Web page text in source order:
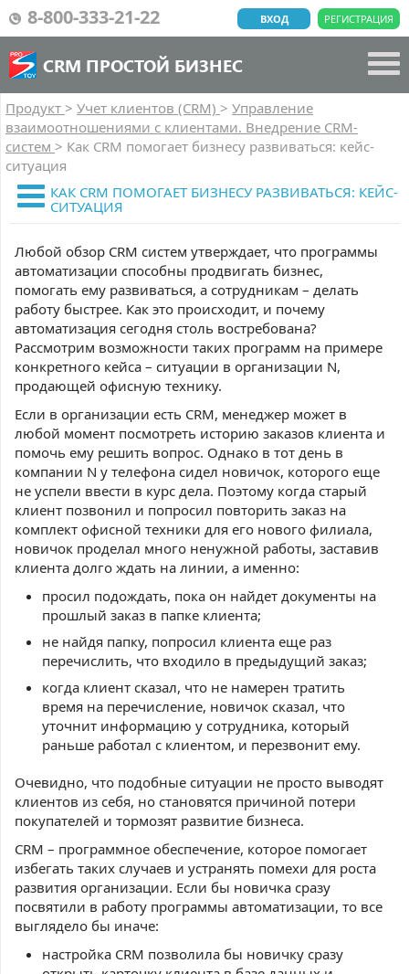
8-800-333-21-22 РЕГИСТРАЦИЯ
ВХОД
CRM ПРОСТОЙ БИЗНЕС
Продукт > Учет клиентов (CRM) > Управление
взаимоотношениями с клиентами. Внедрение CRM-
систем > Как CRM помогает бизнесу развиваться: кейс-
ситуация
КАК CRM ПОМОГАЕТ БИЗНЕСУ РАЗВИВАТЬСЯ: КЕЙС-
СИТУАЦИЯ
Любой обзор CRM систем утверждает, что программы
автоматизации способны продвигать бизнес,
помогать ему развиваться, а сотрудникам – делать
работу быстрее. Как это происходит, и почему
автоматизация сегодня столь востребована?
Рассмотрим возможности таких программ на примере
конкретного кейса – ситуации в организации N,
продающей офисную технику.
Если в организации есть CRM, менеджер может в
любой момент посмотреть историю заказов клиента и
помочь ему решить вопрос. Однако в тот день в
компании N у телефона сидел новичок, которого еще
не успели ввести в курс дела. Поэтому когда старый
клиент позвонил и попросил повторить заказ на
комплект офисной техники для его нового филиала,
новичок проделал много ненужной работы, заставив
клиента долго ждать на линии, а именно:
просил подождать, пока он найдет документы на
прошлый заказ в папке клиента;
не найдя папку, попросил клиента еще раз
перечислить, что входило в предыдущий заказ;
когда клиент сказал, что не намерен тратить
время на перечисление, новичок сказал, что
уточнит информацию у сотрудника, который
раньше работал с клиентом, и перезвонит ему.
Очевидно, что подобные ситуации не просто выводят
клиентов из себя, но становятся причиной потери
покупателей и тормозят развитие бизнеса.
CRM – программное обеспечение, которое помогает
избегать таких случаев и устранять помехи для роста
развития организации. Если бы новичка сразу
посвятили в работу программы автоматизации, то все
выглядело бы иначе:
настройка CRM позволила бы новичку сразу